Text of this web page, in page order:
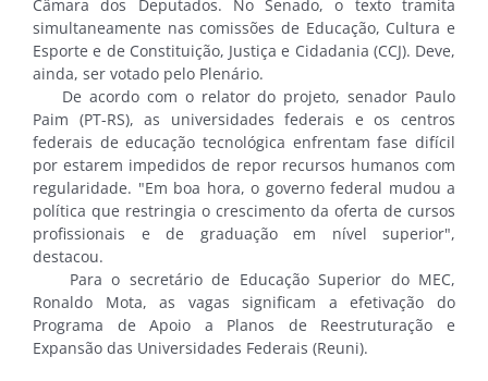
Câmara dos Deputados. No Senado, o texto tramita
simultaneamente nas comissões de Educação, Cultura e
Esporte e de Constituição, Justiça e Cidadania (CCJ). Deve,
ainda, ser votado pelo Plenário.
De acordo com o relator do projeto, senador Paulo
Paim (PT-RS), as universidades federais e os centros
federais de educação tecnológica enfrentam fase difícil
por estarem impedidos de repor recursos humanos com
regularidade. "Em boa hora, o governo federal mudou a
política que restringia o crescimento da oferta de cursos
profissionais e de graduação em nível superior",
destacou.
Para o secretário de Educação Superior do MEC,
Ronaldo Mota, as vagas significam a efetivação do
Programa de Apoio a Planos de Reestruturação e
Expansão das Universidades Federais (Reuni).